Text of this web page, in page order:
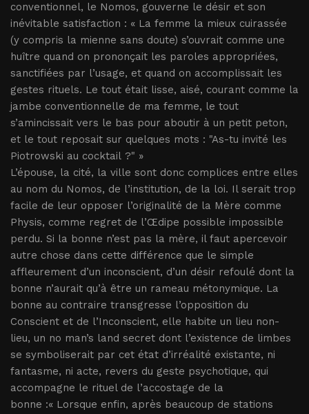
conventionnel, le Nomos, gouverne le désir et son
inévitable satisfaction : « La femme la mieux cuirassée
(y compris la mienne sans doute) s’ouvrait comme une
huître quand on prononçait les paroles appropriées,
sanctifiées par l’usage, et quand on accomplissait les
gestes rituels. Le tout était lisse, aisé, courant comme la
jambe conventionnelle de ma femme, le tout
s’amincissait vers le bas pour aboutir à un petit peton,
et le tout reposait sur quelques mots : "As-tu invité les
Piotrowski au cocktail ?" »
L’épouse, la cité, la ville sont donc complices entre elles
au nom du Nomos, de l’institution, de la loi. Il serait trop
facile de leur opposer l’originalité de la Mère comme
Physis, comme regret de l’Œdipe possible impossible
perdu. Si la bonne n’est pas la mère, il faut apercevoir
autre chose dans cette différence que le simple
affleurement d’un inconscient, d’un désir refoulé dont la
bonne n’aurait qu’à être un rameau métonymique. La
bonne au contraire transgresse l’opposition du
Conscient et de l’Inconscient, elle habite un lieu non-
lieu, un no man’s land secret dont l’existence de limbes
se symboliserait par cet état d’irréalité existante, ni
fantasme, ni acte, revers du geste psychotique, qui
accompagne le rituel de l’accostage de la
bonne :« Lorsque enfin, après beaucoup de stations